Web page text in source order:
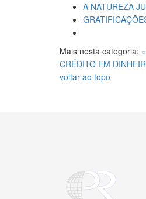
A NATUREZA
Mais nesta categoria:
CRÉDITO EM
voltar ao topo